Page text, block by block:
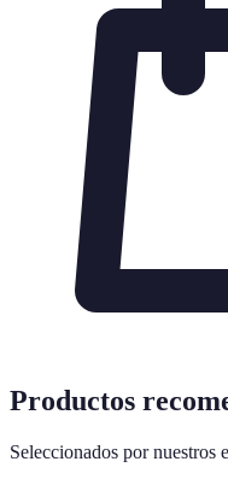
Productos
Seleccionados por nuestros